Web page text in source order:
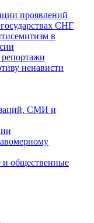
проявлений
СНГ
в
ненависти
СМИ и
и общественные